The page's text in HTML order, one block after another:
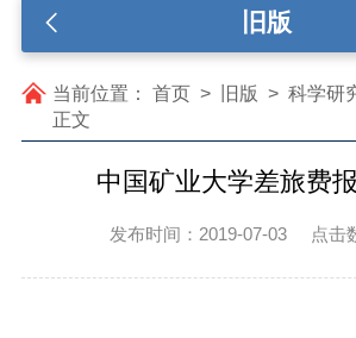
旧版
当前位置： 首页> 旧版 > 科学研
正文
中国矿业大学差旅费
发布时间：2019-07-03 点击